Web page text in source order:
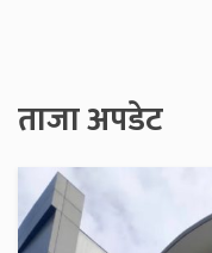
ताजा अपडेट